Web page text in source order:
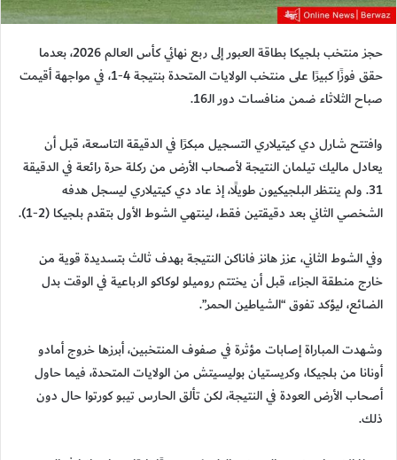
حجز منتخب بلجيكا بطاقة العبور إلى ربع نهائي كأس العالم 2026، بعدما
حقق فوزًا كبيرًا على منتخب الولايات المتحدة بنتيجة 4-1، في مواجهة أقيمت
صباح الثلاثاء ضمن منافسات دور الـ16.
وافتتح شارل دي كيتيلاري التسجيل مبكرًا في الدقيقة التاسعة، قبل أن
يعادل ماليك تيلمان النتيجة لأصحاب الأرض من ركلة حرة رائعة في الدقيقة
31. ولم ينتظر البلجيكيون طويلًا، إذ عاد دي كيتيلاري ليسجل هدفه
الشخصي الثاني بعد دقيقتين فقط، لينتهي الشوط الأول بتقدم بلجيكا (2-1).
وفي الشوط الثاني، عزز هانز فاناكن النتيجة بهدف ثالث بتسديدة قوية من
خارج منطقة الجزاء، قبل أن يختتم روميلو لوكاكو الرباعية في الوقت بدل
الضائع، ليؤكد تفوق “الشياطين الحمر”.
وشهدت المباراة إصابات مؤثرة في صفوف المنتخبين، أبرزها خروج أمادو
أونانا من بلجيكا، وكريستيان بوليسيتش من الولايات المتحدة، فيما حاول
أصحاب الأرض العودة في النتيجة، لكن تألق الحارس تيبو كورتوا حال دون
ذلك.